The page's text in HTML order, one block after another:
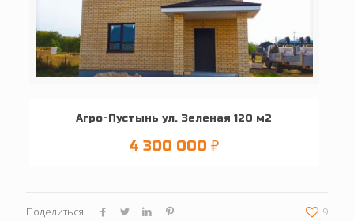
Агро-Пустынь ул. Зеленая 120 м2
4 300 000₽
Поделиться 9